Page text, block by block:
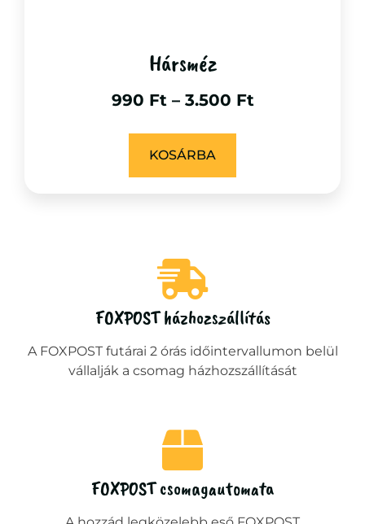
Hársméz
990 Ft – 3.500 Ft
KOSÁRBA
FOXPOST házhozszállítás
A FOXPOST futárai 2 órás időintervallumon belül
vállalják a csomag házhozszállítását
FOXPOST csomagautomata